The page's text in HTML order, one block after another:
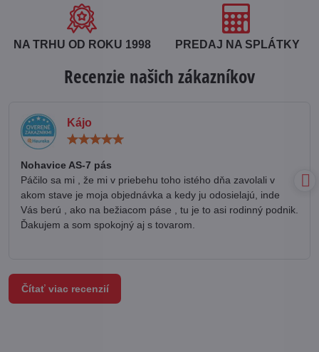
NA TRHU OD ROKU 1998 PREDAJ NA SPLÁTKY
Recenzie našich zákazníkov
Kájo
Nohavice AS-7 pás
Páčilo sa mi , že mi v priebehu toho istého dňa zavolali v
akom stave je moja objednávka a kedy ju odosielajú, inde
Vás berú , ako na bežiacom páse , tu je to asi rodinný podnik.
Ďakujem a som spokojný aj s tovarom.
Čítať viac recenzií